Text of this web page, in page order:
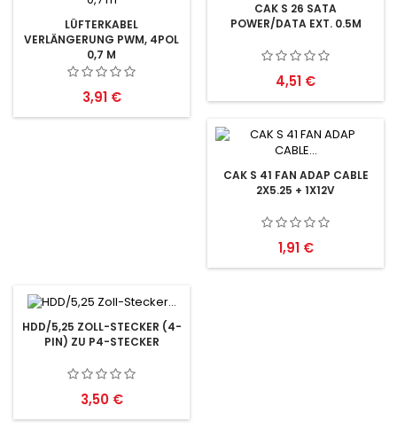
LÜFTERKABEL
VERLÄNGERUNG PWM, 4POL
0,7 M
Preis
3,91 €
CAK S 26 SATA
POWER/DATA EXT. 0.5M
Preis
4,51 €
CAK S 41 FAN ADAP CABLE
2X5.25 + 1X12V
Preis
1,91 €
HDD/5,25 ZOLL-STECKER (4-
PIN) ZU P4-STECKER
Preis
3,50 €